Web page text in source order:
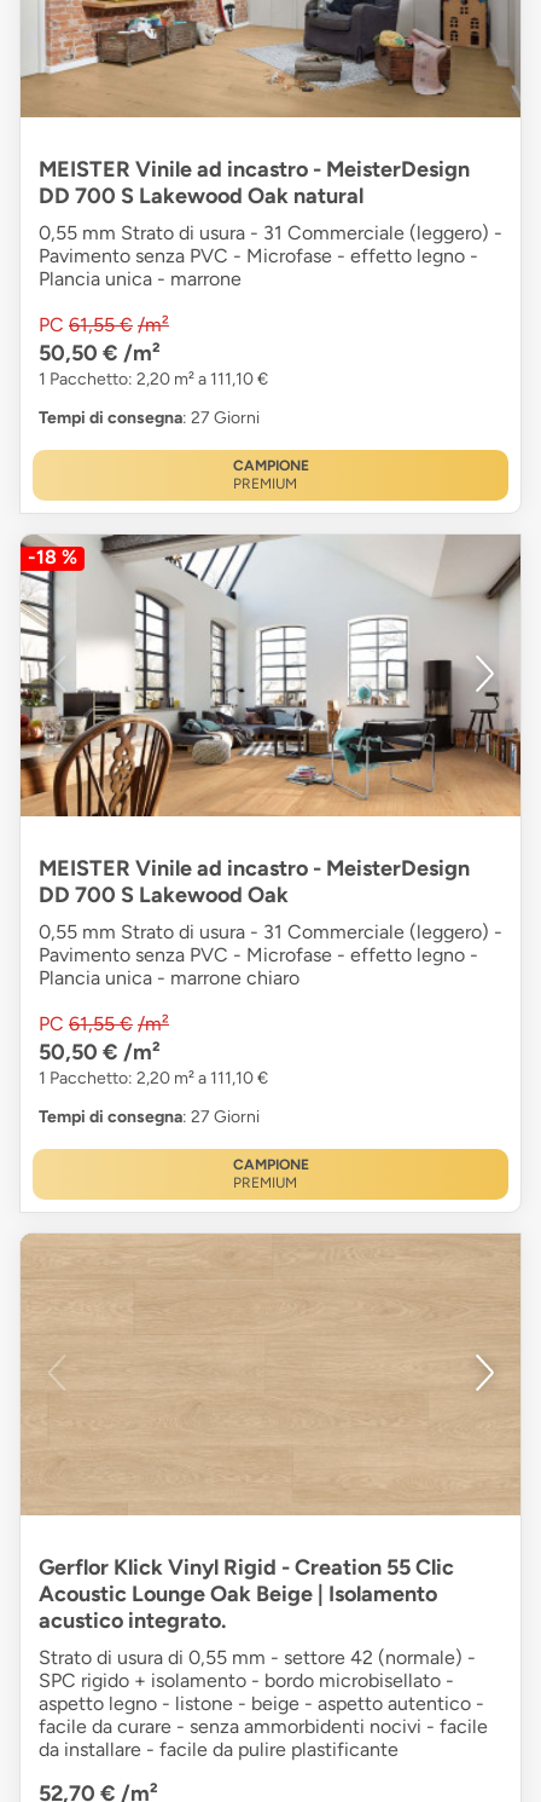
MEISTER Vinile ad incastro - MeisterDesign
DD 700 S Lakewood Oak natural
0,55 mm Strato di usura - 31 Commerciale (leggero) -
Pavimento senza PVC - Microfase - effetto legno -
Plancia unica - marrone
PC 61,55 € /m²
50,50 € /m²
1 Pacchetto: 2,20 m² a 111,10 €
Tempi di consegna: 27 Giorni
CAMPIONE
PREMIUM
-18 %
MEISTER Vinile ad incastro - MeisterDesign
DD 700 S Lakewood Oak
0,55 mm Strato di usura - 31 Commerciale (leggero) -
Pavimento senza PVC - Microfase - effetto legno -
Plancia unica - marrone chiaro
PC 61,55 € /m²
50,50 € /m²
1 Pacchetto: 2,20 m² a 111,10 €
Tempi di consegna: 27 Giorni
CAMPIONE
PREMIUM
Gerflor Klick Vinyl Rigid - Creation 55 Clic
Acoustic Lounge Oak Beige | Isolamento
acustico integrato.
Strato di usura di 0,55 mm - settore 42 (normale) -
SPC rigido + isolamento - bordo microbisellato -
aspetto legno - listone - beige - aspetto autentico -
facile da curare - senza ammorbidenti nocivi - facile
da installare - facile da pulire plastificante
52,70 € /m²